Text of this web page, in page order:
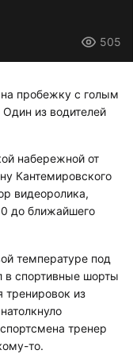
505
пробежку с голым
из водителей
набережной от
Кантемировского
видеоролика,
до ближайшего
температуре под
в спортивные шорты
тренировок из
тренер
то.